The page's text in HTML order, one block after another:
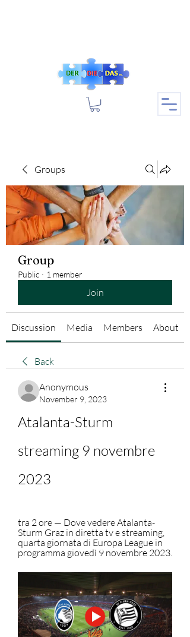
Groups
Group
Public · 1 member
Join
Discussion Media Members About
Back
Anonymous
November 9, 2023
Atalanta-Sturm
streaming 9 novembre
2023
tra 2 ore — Dove vedere Atalanta-
Sturm Graz in diretta tv e streaming,
quarta giornata di Europa League in
programma giovedì 9 novembre 2023.